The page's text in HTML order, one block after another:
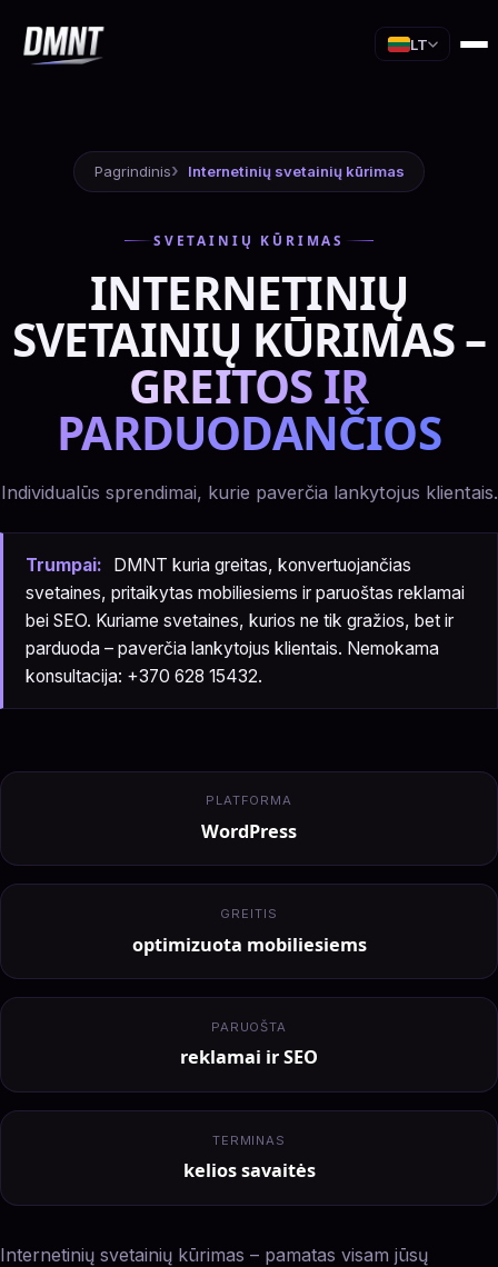
LT
Pagrindinis Internetinių svetainių kūrimas
SVETAINIŲ KŪRIMAS
INTERNETINIŲ
SVETAINIŲ KŪRIMAS –
GREITOS IR
PARDUODANČIOS
Individualūs sprendimai, kurie paverčia lankytojus klientais.
Trumpai:
DMNT kuria greitas, konvertuojančias
svetaines, pritaikytas mobiliesiems ir paruoštas reklamai
bei SEO. Kuriame svetaines, kurios ne tik gražios, bet ir
parduoda – paverčia lankytojus klientais. Nemokama
konsultacija: +370 628 15432.
PLATFORMA
WordPress
GREITIS
optimizuota mobiliesiems
PARUOŠTA
reklamai ir SEO
TERMINAS
kelios savaitės
Internetinių svetainių kūrimas – pamatas visam jūsų